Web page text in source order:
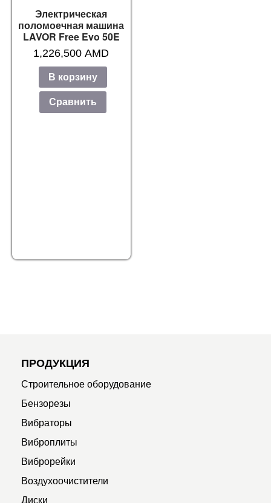
Электрическая
поломоечная машина
LAVOR Free Evo 50E
1,226,500AMD
В корзину
Сравнить
ПРОДУКЦИЯ
Строительное оборудование
Бензорезы
Вибраторы
Виброплиты
Виброрейки
Воздухоочистители
Диски